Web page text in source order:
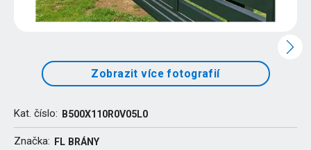
Zobrazit více fotografií
Kat. číslo: B500X110R0V05L0
Značka: FL BRÁNY